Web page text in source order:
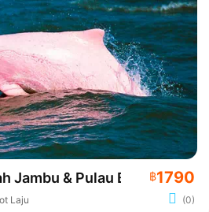
Jambu & Pulau Babi ฿1790
Laju (0)